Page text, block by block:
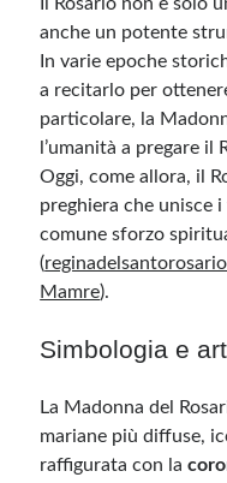
anche un potente
In varie epoche
a recitarlo per
particolare, la
l’umanità a pregare il
Oggi, come allora, il
preghiera che unisce
comune sforzo
(
Mamre).
Simbologia e
La Madonna del
mariane più diffuse,
raffigurata con la